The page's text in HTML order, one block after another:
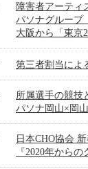
障害者アーティ
パソナグループ
大阪から「東京
第三者割当によ
所属選手の競技
パソナ岡山×岡
日本CHO協会
『2020年から